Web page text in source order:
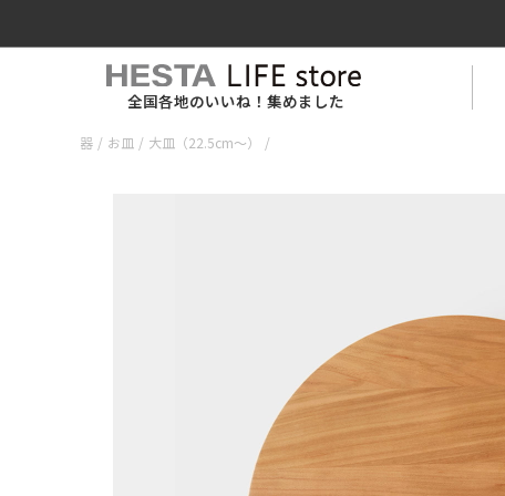
全国各地のいいね！集めました
器 / お皿 / 大皿（22.5cm〜） /